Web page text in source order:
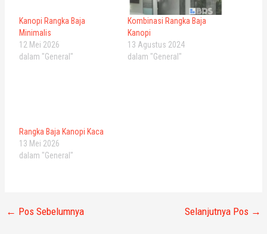
Kanopi Rangka Baja
Minimalis
12 Mei 2026
dalam "General"
Kombinasi Rangka Baja
Kanopi
13 Agustus 2024
dalam "General"
Rangka Baja Kanopi Kaca
13 Mei 2026
dalam "General"
← Pos Sebelumnya Selanjutnya Pos →